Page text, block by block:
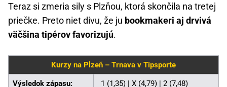
Teraz si zmeria sily s Plzňou, ktorá skončila na tretej
priečke. Preto niet divu, že ju bookmakeri aj drvivá
väčšina tipérov favorizujú.
Kurzy na Plzeň – Trnava v Tipsporte
Výsledok zápasu: 1 (1,35) | X (4,79) | 2 (7,48)